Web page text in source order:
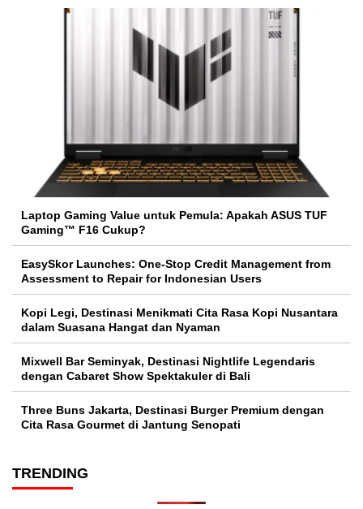
Laptop Gaming Value untuk Pemula: Apakah ASUS TUF
Gaming™ F16 Cukup?
EasySkor Launches: One-Stop Credit Management from
Assessment to Repair for Indonesian Users
Kopi Legi, Destinasi Menikmati Cita Rasa Kopi Nusantara
dalam Suasana Hangat dan Nyaman
Mixwell Bar Seminyak, Destinasi Nightlife Legendaris
dengan Cabaret Show Spektakuler di Bali
Three Buns Jakarta, Destinasi Burger Premium dengan
Cita Rasa Gourmet di Jantung Senopati
TRENDING